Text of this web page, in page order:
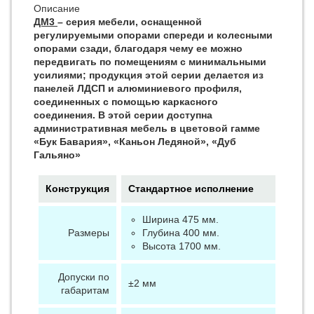
Описание
ДМ3 – серия мебели, оснащенной
регулируемыми опорами спереди и колесными
опорами сзади, благодаря чему ее можно
передвигать по помещениям с минимальными
усилиями; продукция этой серии делается из
панелей ЛДСП и алюминиевого профиля,
соединенных с помощью каркасного
соединения. В этой серии доступна
административная мебель в цветовой гамме
«Бук Бавария», «Каньон Ледяной», «Дуб
Гальяно»
Конструкция Стандартное исполнение
Размеры
Ширина 475 мм.
Глубина 400 мм.
Высота 1700 мм.
Допуски по
габаритам
±2 мм